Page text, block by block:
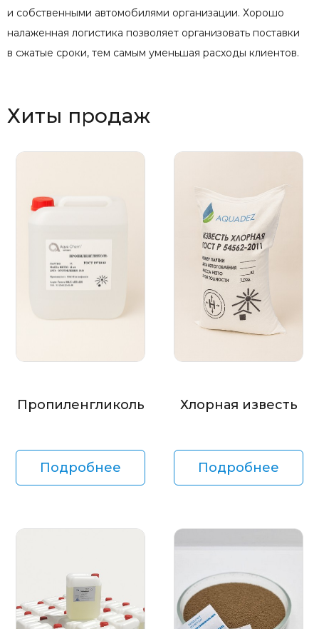
и собственными автомобилями организации. Хорошо
налаженная логистика позволяет организовать поставки
в сжатые сроки, тем самым уменьшая расходы клиентов.
Хиты продаж
Пропиленгликоль
Подробнее
Хлорная известь
Подробнее